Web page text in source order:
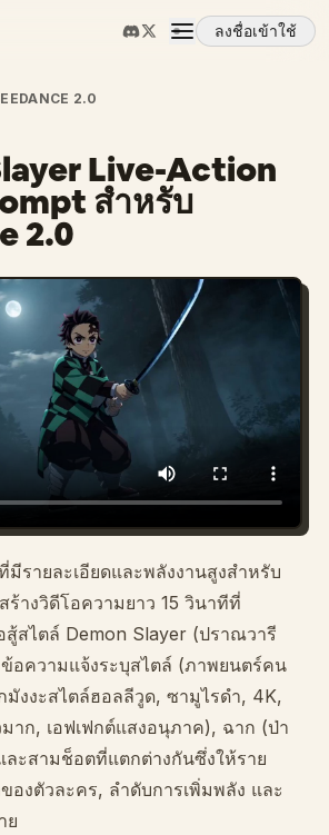
ลงชื่อเข้าใช้
2.0
Live-Action
สำหรับ
2.0
รายละเอียดและพลังงานสูงสำหรับ
ร้างวิดีโอความยาว 15 วินาทีที่
สู้สไตล์ Demon Slayer (ปราณวารี
อความแจ้งระบุสไตล์ (ภาพยนตร์คน
มังงะสไตล์ฮอลลีวูด, ซามูไรดำ, 4K,
าก, เอฟเฟกต์แสงอนุภาค), ฉาก (ป่า
ะสามช็อตที่แตกต่างกันซึ่งให้ราย
องตัวละคร, ลำดับการเพิ่มพลัง และ
ย